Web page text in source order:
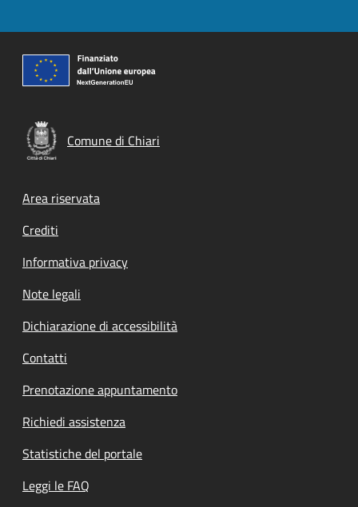
Comune di Chiari
Footer menu
Area riservata
Crediti
Informativa privacy
Note legali
Dichiarazione di accessibilità
Contatti
Prenotazione appuntamento
Richiedi assistenza
Statistiche del portale
Leggi le FAQ